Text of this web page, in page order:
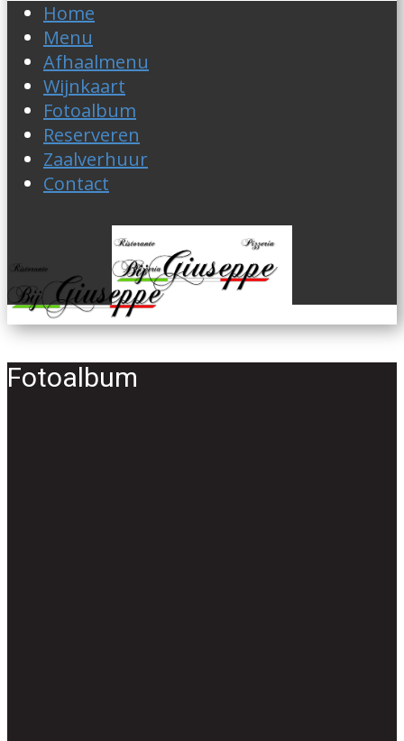
Home
Menu
Afhaalmenu
Wijnkaart
Fotoalbum
Reserveren
Zaalverhuur
Contact
Fotoalbum